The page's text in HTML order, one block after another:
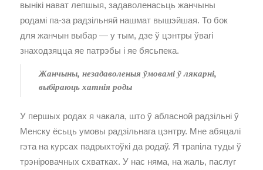
вынікі нават лепшыя, задаволенасьць жанчыны
родамі па-за радзільняй нашмат вышэйшая. То бок
для жанчын выбар — у тым, дзе ў цэнтры ўвагі
знаходзяцца яе патрэбы і яе бясьпека.
Жанчыны, незадаволеныя ўмовамі ў лякарні,
выбіраюць хатнія роды
У першых родах я чакала, што ў абласной радзільні ў
Менску ёсьць умовы радзільнага цэнтру. Мне абяцалі
гэта на курсах падрыхтоўкі да родаў. Я трапіла туды ў
трэніровачных схватках. У нас няма, на жаль, паслуг